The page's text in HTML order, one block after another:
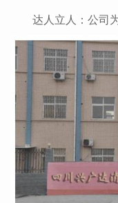
达人立人：公司